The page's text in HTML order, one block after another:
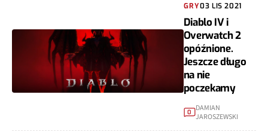
GRY03 LIS 2021
Diablo IV i
Overwatch 2
opóźnione.
Jeszcze długo
na nie
poczekamy
0 DAMIAN
JAROSZEWSKI